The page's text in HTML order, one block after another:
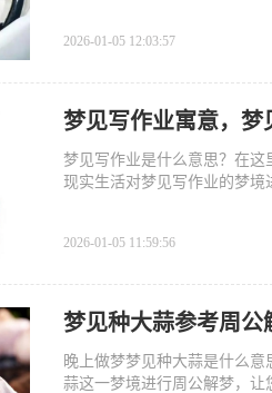
2026-01-05 12:03:57
梦见写作业寓意，
梦见写作业是什么意思？在
现实生活对梦见写作业的梦
2026-01-05 11:59:56
梦见种大蒜参考周公
晚上做梦梦见种大蒜是什么
蒜这一梦境进行周公解梦，